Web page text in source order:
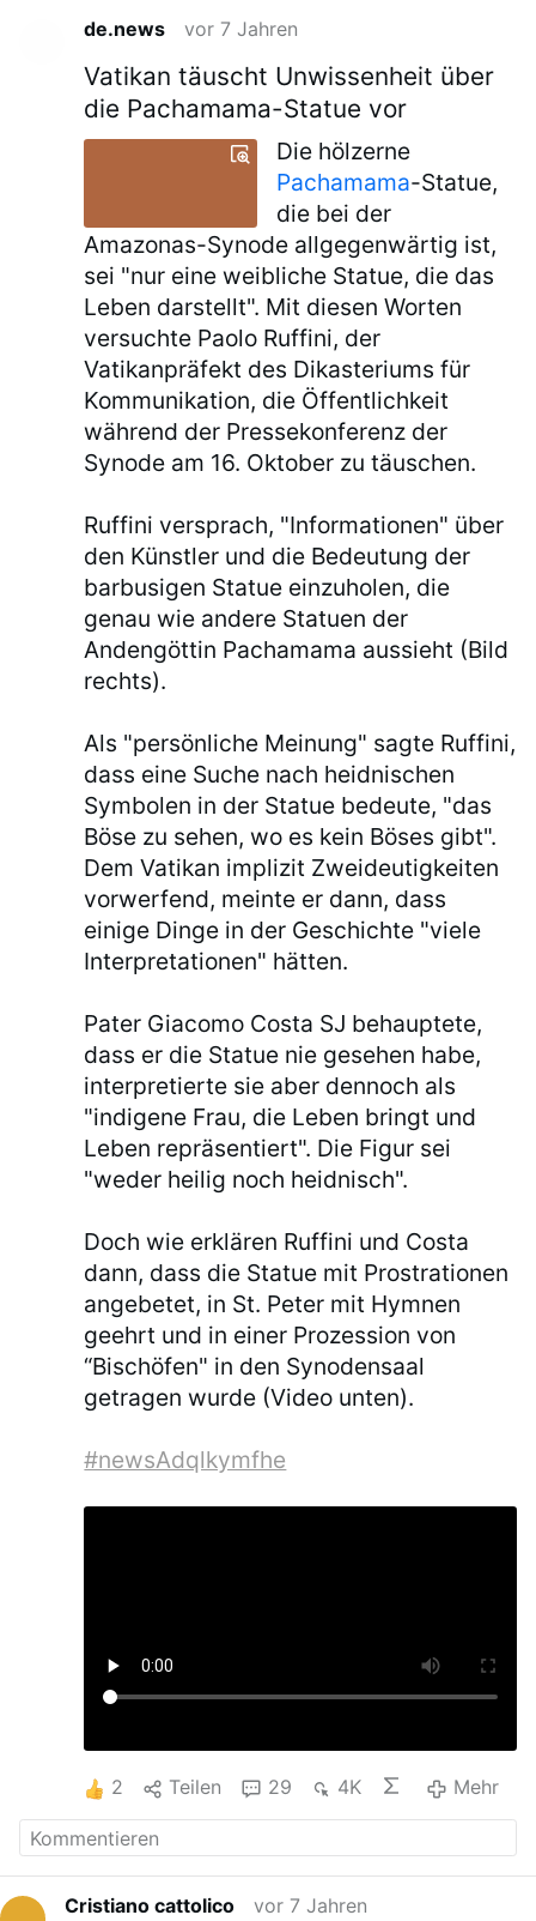
de.news vor 7 Jahren
Vatikan täuscht Unwissenheit über
die Pachamama-Statue vor
Die hölzerne
Pachamama-Statue,
die bei der
Amazonas-Synode allgegenwärtig ist,
sei "nur eine weibliche Statue, die das
Leben darstellt". Mit diesen Worten
versuchte Paolo Ruffini, der
Vatikanpräfekt des Dikasteriums für
Kommunikation, die Öffentlichkeit
während der Pressekonferenz der
Synode am 16. Oktober zu täuschen.
Ruffini versprach, "Informationen" über
den Künstler und die Bedeutung der
barbusigen Statue einzuholen, die
genau wie andere Statuen der
Andengöttin Pachamama aussieht (Bild
rechts).
Als "persönliche Meinung" sagte Ruffini,
dass eine Suche nach heidnischen
Symbolen in der Statue bedeute, "das
Böse zu sehen, wo es kein Böses gibt".
Dem Vatikan implizit Zweideutigkeiten
vorwerfend, meinte er dann, dass
einige Dinge in der Geschichte "viele
Interpretationen" hätten.
Pater Giacomo Costa SJ behauptete,
dass er die Statue nie gesehen habe,
interpretierte sie aber dennoch als
"indigene Frau, die Leben bringt und
Leben repräsentiert". Die Figur sei
"weder heilig noch heidnisch".
Doch wie erklären Ruffini und Costa
dann, dass die Statue mit Prostrationen
angebetet, in St. Peter mit Hymnen
geehrt und in einer Prozession von
“Bischöfen" in den Synodensaal
getragen wurde (Video unten).
#newsAdqlkymfhe
2 Teilen 29 4K Mehr
Cristiano cattolico
vor 7 Jahren